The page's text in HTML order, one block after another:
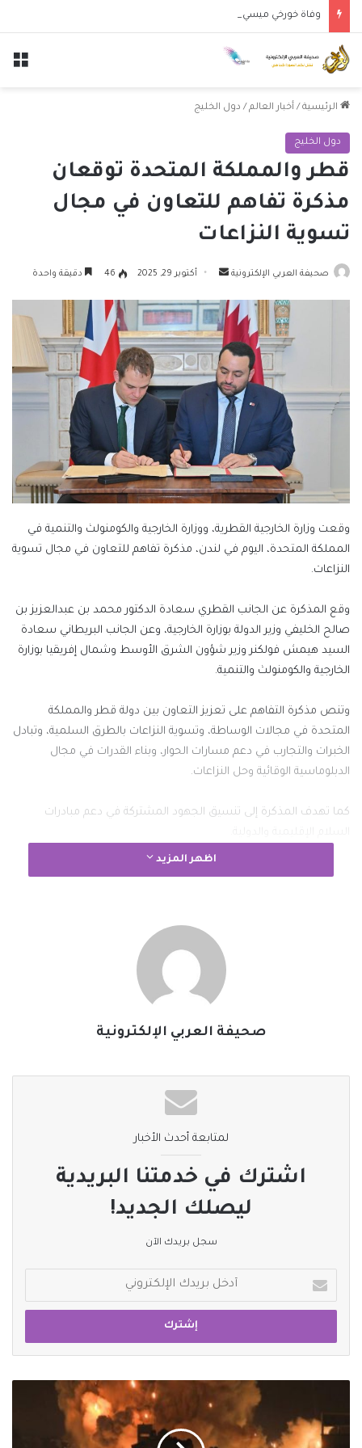
وفاة خورخي ميسي والد النجم الأرجنتيني ليونيل ميسي عن عمر 68 عاماً
الرئيسية / أخبار العالم / دول الخليج
دول الخليج
قطر والمملكة المتحدة توقعان
مذكرة تفاهم للتعاون في مجال
تسوية النزاعات
صحيفة العربي الإلكترونية
أرسل
إلكترونيا
أكتوبر 29, 2025 46 دقيقة واحدة
وقعت وزارة الخارجية القطرية، ووزارة الخارجية والكومنولث والتنمية في
المملكة المتحدة، اليوم في لندن، مذكرة تفاهم للتعاون في مجال تسوية
النزاعات.
وقع المذكرة عن الجانب القطري سعادة الدكتور محمد بن عبدالعزيز بن
صالح الخليفي وزير الدولة بوزارة الخارجية، وعن الجانب البريطاني سعادة
السيد هيمش فولكنر وزير شؤون الشرق الأوسط وشمال إفريقيا بوزارة
الخارجية والكومنولث والتنمية.
وتنص مذكرة التفاهم على تعزيز التعاون بين دولة قطر والمملكة
المتحدة في مجالات الوساطة، وتسوية النزاعات بالطرق السلمية، وتبادل
الخبرات والتجارب في دعم مسارات الحوار، وبناء القدرات في مجال
الدبلوماسية الوقائية وحل النزاعات.
كما تهدف المذكرة إلى تنسيق الجهود المشتركة في دعم مبادرات
وعلى هامش التوقيع على المذكرة، استعرض الجانبان علاقات التعاون
كما جرى مناقشة آخر التطورات الإقليمية، خاصة في قطاع غزة وسوريا
وليبيا وأفغانستان وباكستان، والجهود الدبلوماسية الرامية إلى خفض
اظهر المزيد
صحيفة العربي الإلكترونية
لمتابعة أحدث الأخبار
اشترك في خدمتنا البريدية
ليصلك الجديد!
سجل بريدك الآن
بريدك
الإلكتروني
مستشفى